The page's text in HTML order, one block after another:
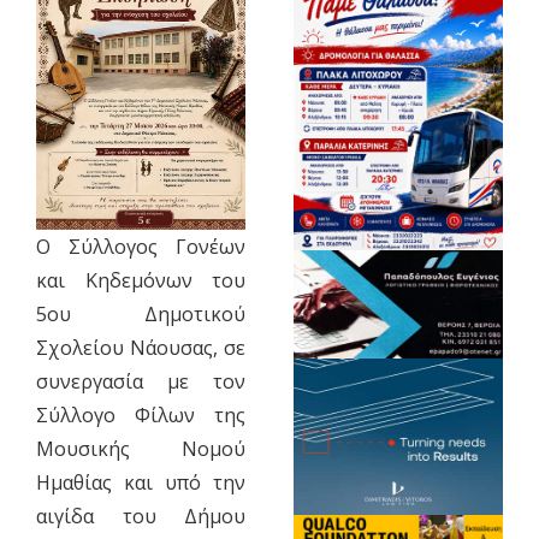
Ο Σύλλογος Γονέων
και Κηδεμόνων του
5ου Δημοτικού
Σχολείου Νάουσας, σε
συνεργασία με τον
Σύλλογο Φίλων της
Μουσικής Νομού
Ημαθίας και υπό την
αιγίδα του Δήμου